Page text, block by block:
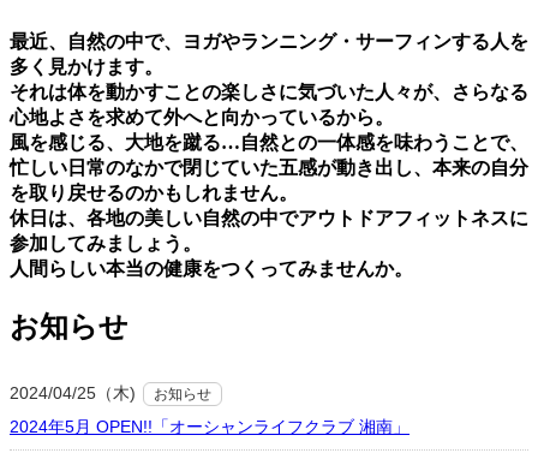
最近、⾃然の中で、ヨガやランニング・サーフィンする⼈を
多く⾒かけます。
それは体を動かすことの楽しさに気づいた⼈々が、さらなる
⼼地よさを求めて外へと向かっているから。
⾵を感じる、⼤地を蹴る…⾃然との⼀体感を味わうことで、
忙しい⽇常のなかで閉じていた五感が動き出し、本来の⾃分
を取り戻せるのかもしれません。
休⽇は、各地の美しい⾃然の中でアウトドアフィットネスに
参加してみましょう。
⼈間らしい本当の健康をつくってみませんか。
お知らせ
2024/04/25（木) お知らせ
2024年5月 OPEN!!「オーシャンライフクラブ 湘南」